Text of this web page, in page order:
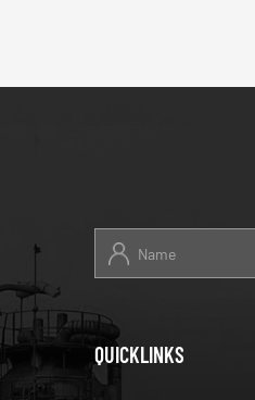
QUICKLINKS